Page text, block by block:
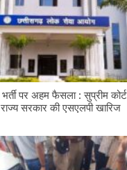
पर अहम फैसला : सुप्रीम कोर्ट
राज्य सरकार की एसएलपी खारिज